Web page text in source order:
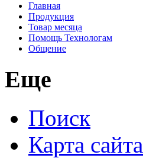
Главная
Продукция
Товар месяца
Помощь Технологам
Общение
Еще
Поиск
Карта сайта